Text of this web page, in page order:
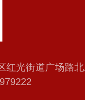
红光街道广场路